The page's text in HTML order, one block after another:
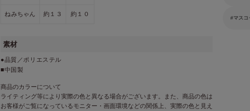
ねみちゃん 約１３ 約１０
素材
●品質／ポリエステル
■中国製
商品のカラーについて
ライティング等により実際の色と異なる場合がございます。また、商品の色は
お客様がご覧になっているモニター・画面環境などの関係上、実際の色と見え
マスコ